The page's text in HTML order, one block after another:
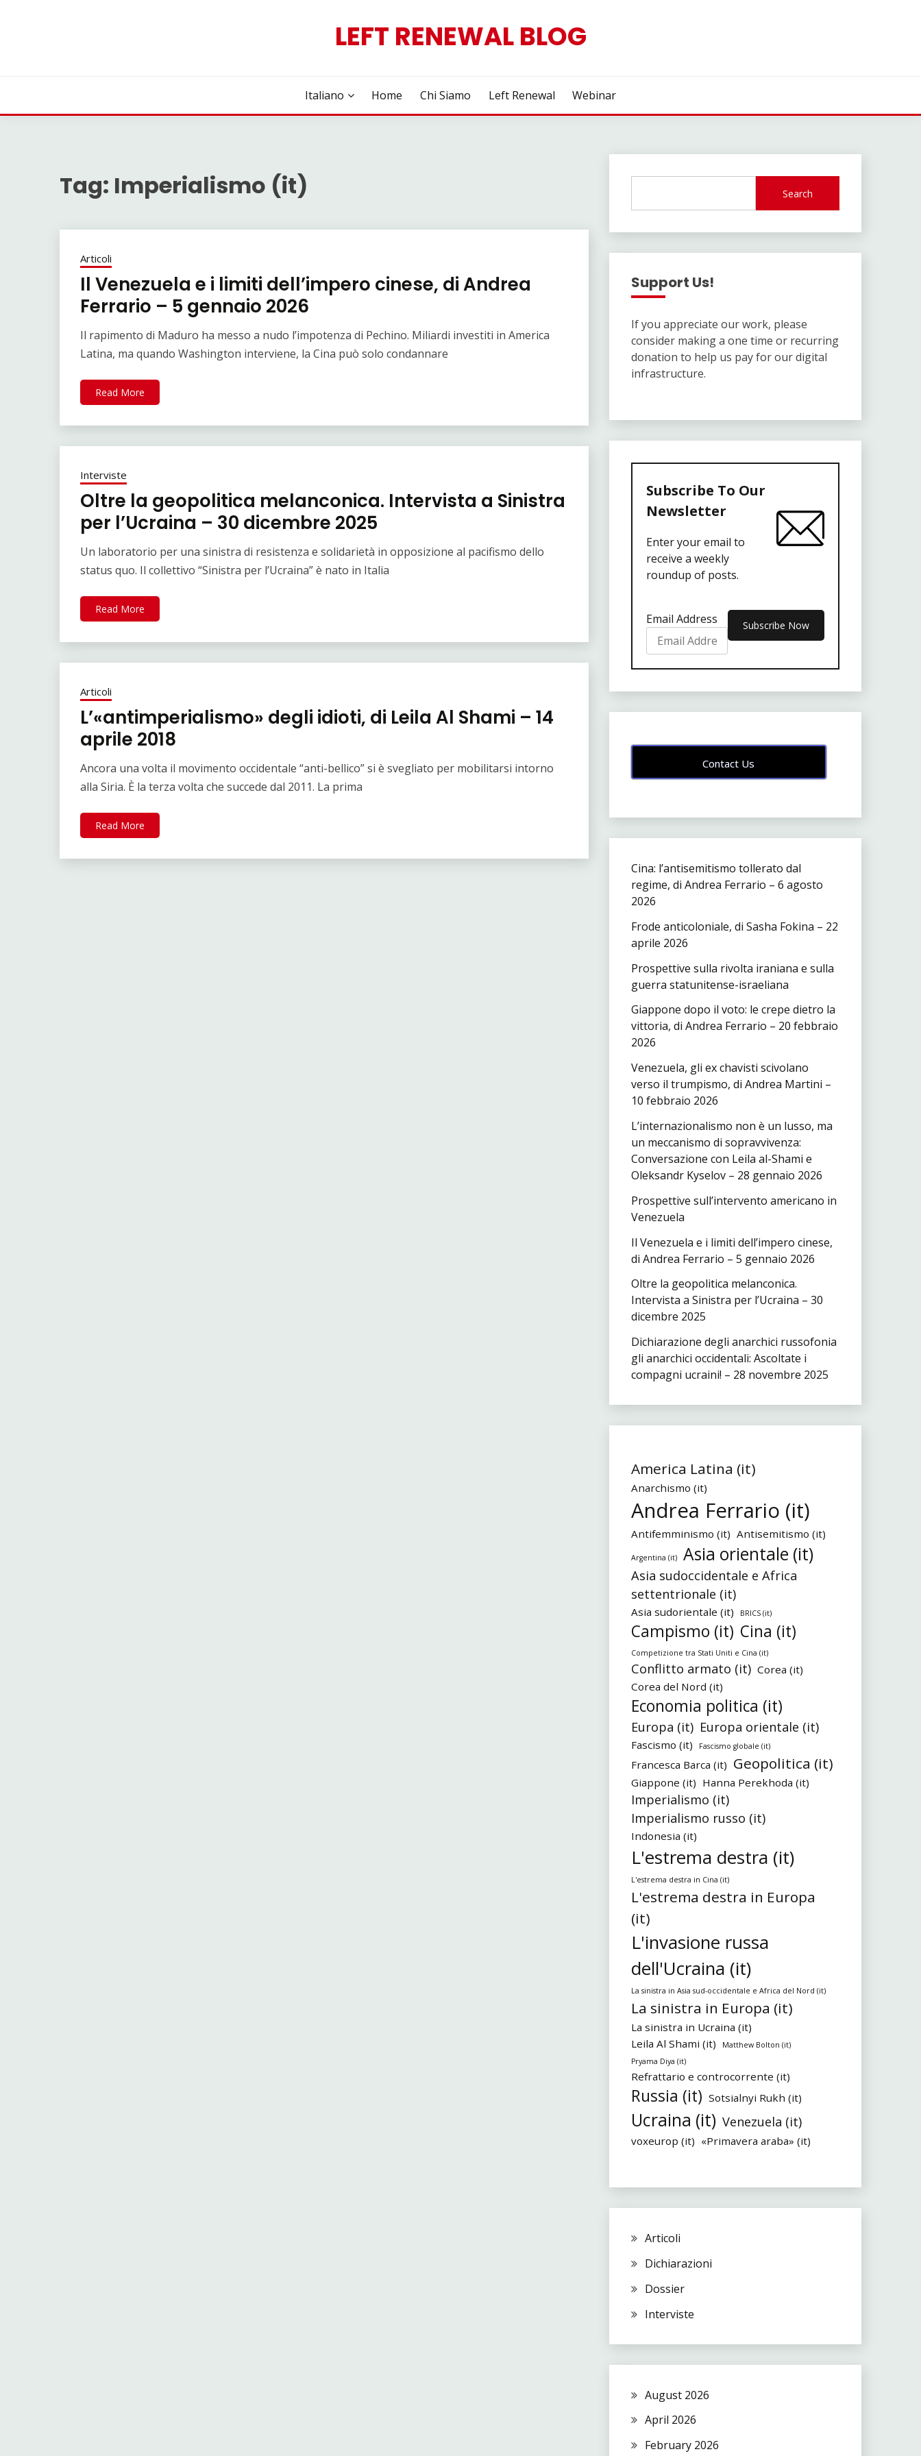
LEFT RENEWAL BLOG
Italiano Home Chi Siamo Left Renewal Webinar
Tag: Imperialismo (it)
Articoli
Il Venezuela e i limiti dell’impero cinese, di Andrea
Ferrario – 5 gennaio 2026
Il rapimento di Maduro ha messo a nudo l’impotenza di Pechino. Miliardi investiti in America
Latina, ma quando Washington interviene, la Cina può solo condannare
Read More
Interviste
Oltre la geopolitica melanconica. Intervista a Sinistra
per l’Ucraina – 30 dicembre 2025
Un laboratorio per una sinistra di resistenza ​e solidarietà in opposizione al pacifismo dello
status quo. Il collettivo “Sinistra per l’Ucraina” è nato in Italia
Read More
Articoli
L’«antimperialismo» degli idioti, di Leila Al Shami – 14
aprile 2018
Ancora una volta il movimento occidentale “anti-bellico” si è svegliato per mobilitarsi intorno
alla Siria. È la terza volta che succede dal 2011. La prima
Read More
Search
Support Us!
If you appreciate our work, please
consider making a one time or recurring
donation to help us pay for our digital
infrastructure.
Subscribe To Our
Newsletter
Enter your email to
receive a weekly
roundup of posts.
Email Address
Contact Us
Cina: l’antisemitismo tollerato dal
regime, di Andrea Ferrario – 6 agosto
2026
Frode anticoloniale, di Sasha Fokina – 22
aprile 2026
Prospettive sulla rivolta iraniana e sulla
guerra statunitense-israeliana
Giappone dopo il voto: le crepe dietro la
vittoria, di Andrea Ferrario – 20 febbraio
2026
Venezuela, gli ex chavisti scivolano
verso il trumpismo, di Andrea Martini –
10 febbraio 2026
L’internazionalismo non è un lusso, ma
un meccanismo di sopravvivenza:
Conversazione con Leila al-Shami e
Oleksandr Kyselov – 28 gennaio 2026
Prospettive sull’intervento americano in
Venezuela
Il Venezuela e i limiti dell’impero cinese,
di Andrea Ferrario – 5 gennaio 2026
Oltre la geopolitica melanconica.
Intervista a Sinistra per l’Ucraina – 30
dicembre 2025
Dichiarazione degli anarchici russofonia
gli anarchici occidentali: Ascoltate i
compagni ucraini! – 28 novembre 2025
America Latina (it)
Anarchismo (it)
Andrea Ferrario (it)
Antifemminismo (it) Antisemitismo (it)
Argentina (it) Asia orientale (it)
Asia sudoccidentale e Africa
settentrionale (it)
Asia sudorientale (it) BRICS (it)
Campismo (it) Cina (it)
Competizione tra Stati Uniti e Cina (it)
Conflitto armato (it) Corea (it)
Corea del Nord (it)
Economia politica (it)
Europa (it) Europa orientale (it)
Fascismo (it) Fascismo globale (it)
Francesca Barca (it) Geopolitica (it)
Giappone (it) Hanna Perekhoda (it)
Imperialismo (it)
Imperialismo russo (it)
Indonesia (it)
L'estrema destra (it)
L'estrema destra in Cina (it)
L'estrema destra in Europa
(it)
L'invasione russa
dell'Ucraina (it)
La sinistra in Asia sud-occidentale e Africa del Nord (it)
La sinistra in Europa (it)
La sinistra in Ucraina (it)
Leila Al Shami (it)
Matthew Bolton (it)
Pryama Diya (it)
Refrattario e controcorrente (it)
Russia (it) Sotsialnyi Rukh (it)
Ucraina (it) Venezuela (it)
voxeurop (it) «Primavera araba» (it)
Articoli
Dichiarazioni
Dossier
Interviste
August 2026
April 2026
February 2026